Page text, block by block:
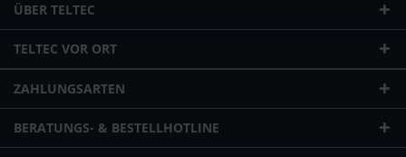
ÜBER TELTEC
TELTEC VOR ORT
ZAHLUNGSARTEN
BERATUNGS- & BESTELLHOTLINE